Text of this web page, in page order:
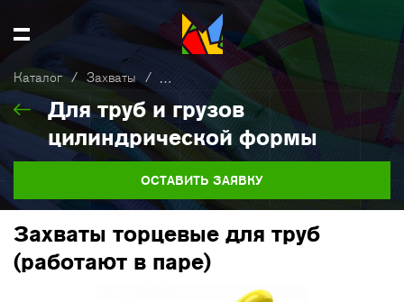
Каталог / Захваты / Для труб и грузов цилиндрической
Для труб и грузов
цилиндрической формы
ОСТАВИТЬ ЗАЯВКУ
Захваты торцевые для труб
(работают в паре)